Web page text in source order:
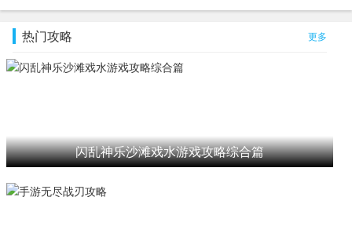
热门攻略 更多
闪乱神乐沙滩戏水游戏攻略综合篇